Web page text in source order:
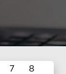
7
8